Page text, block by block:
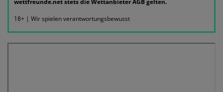
18+ | Wir spielen verantwortungsbewusst